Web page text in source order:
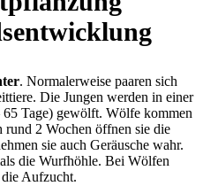
. Normalerweise paaren sich
Die Jungen werden in einer
Tage) gewölft. Wölfe kommen
2 Wochen öffnen sie die
sie auch Geräusche wahr.
die Wurfhöhle. Bei Wölfen
Aufzucht.